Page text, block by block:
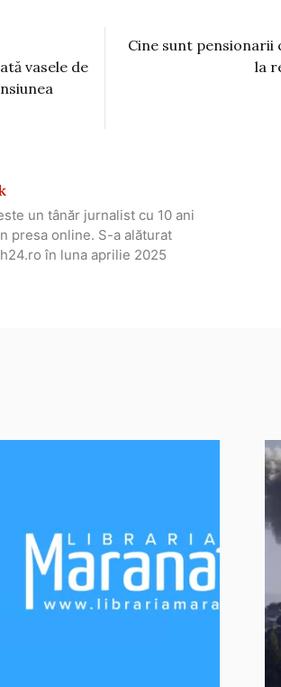
vasele de
Cine sunt pensionarii
la
un tânăr jurnalist cu 10 ani
presa online. S-a alăturat
în luna aprilie 2025